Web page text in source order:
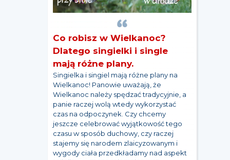
Co robisz w Wielkanoc?
Dlatego singielki i single
mają różne plany.
Singielka i singiel mają różne plany na
Wielkanoc! Panowie uważają, że
Wielkanoc należy spędzać tradycyjnie, a
panie raczej wolą wtedy wykorzystać
czas na odpoczynek. Czy chcemy
jeszcze celebrować wyjątkowość tego
czasu w sposób duchowy, czy raczej
stajemy się narodem zlaicyzowanym i
wygody ciała przedkładamy nad aspekt